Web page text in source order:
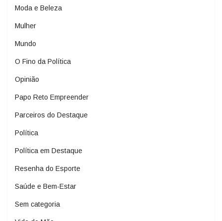
Moda e Beleza
Mulher
Mundo
O Fino da Política
Opinião
Papo Reto Empreender
Parceiros do Destaque
Política
Política em Destaque
Resenha do Esporte
Saúde e Bem-Estar
Sem categoria